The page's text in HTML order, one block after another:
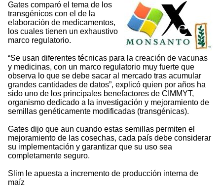
Gates comparó el tema de los
transgénicos con el de la
elaboración de medicamentos,
los cuales tienen un exhaustivo
marco regulatorio.
“Se usan diferentes técnicas para la creación de vacunas
y medicinas, con un marco regulatorio muy fuerte que
observa lo que se debe sacar al mercado tras acumular
grandes cantidades de datos”, explicó quien por años ha
sido uno de los principales benefactores de CIMMYT,
organismo dedicado a la investigación y mejoramiento de
semillas genéticamente modificadas (transgénicas).
Gates dijo que aun cuando estas semillas permiten el
mejoramiento de las cosechas, cada país debe considerar
su implementación y garantizar que su uso sea
completamente seguro.
Slim le apuesta a incremento de producción interna de
maíz